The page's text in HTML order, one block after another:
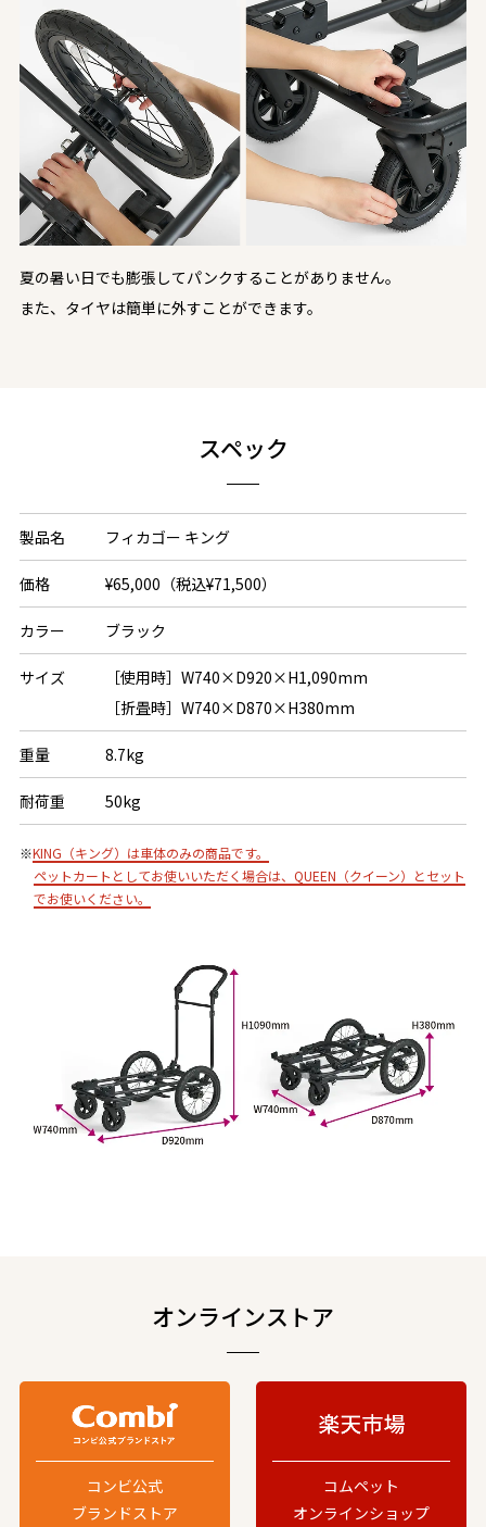
夏の暑い日でも膨張してパンクすることがありません。
また、タイヤは簡単に外すことができます。
スペック
製品名 フィカゴー キング
価格 ¥65,000（税込¥71,500）
カラー ブラック
サイズ
［使用時］W740×D920×H1,090mm
［折畳時］W740×D870×H380mm
重量 8.7kg
耐荷重 50kg
※KING（キング）は車体のみの商品です。
ペットカートとしてお使いいただく場合は、QUEEN（クイーン）とセット
でお使いください。
オンラインストア
コンビ公式
ブランドストア
コムペット
オンラインショップ